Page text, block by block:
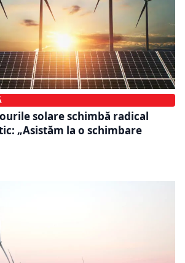
solare schimbă radical
„Asistăm la o schimbare